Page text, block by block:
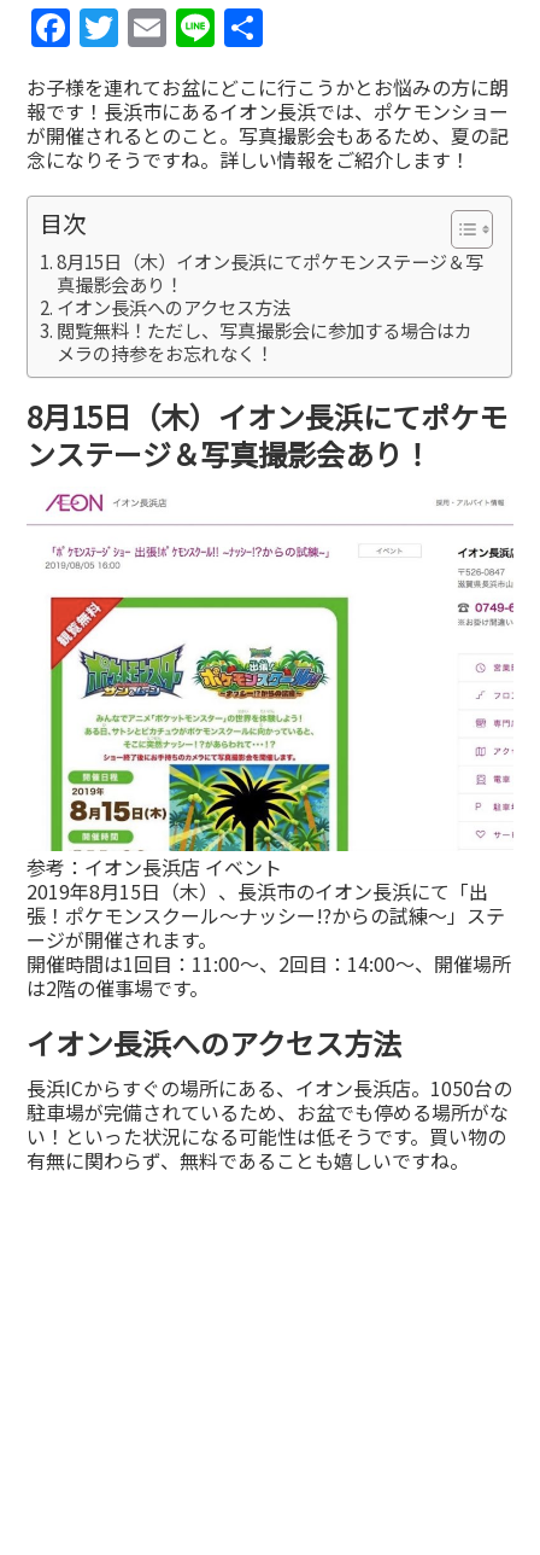
Facebook
Twitter
Email
Line
有
お子様を連れてお盆にどこに行こうかとお悩みの方に朗
報です！長浜市にあるイオン長浜では、ポケモンショー
が開催されるとのこと。写真撮影会もあるため、夏の記
念になりそうですね。詳しい情報をご紹介します！
目次
8月15日（木）イオン長浜にてポケモンステージ＆写
真撮影会あり！
イオン長浜へのアクセス方法
閲覧無料！ただし、写真撮影会に参加する場合はカ
メラの持参をお忘れなく！
8月15日（木）イオン長浜にてポケモ
ンステージ＆写真撮影会あり！
参考： イオン長浜店 イベント
2019年8月15日（木）、長浜市のイオン長浜にて「出
張！ポケモンスクール〜ナッシー!?からの試練〜」ステ
ージが開催されます。
開催時間は1回目：11:00〜、2回目：14:00〜、開催場所
は2階の催事場です。
イオン長浜へのアクセス方法
長浜ICからすぐの場所にある、イオン長浜店。1050台の
駐車場が完備されているため、お盆でも停める場所がな
い！といった状況になる可能性は低そうです。買い物の
有無に関わらず、無料であることも嬉しいですね。